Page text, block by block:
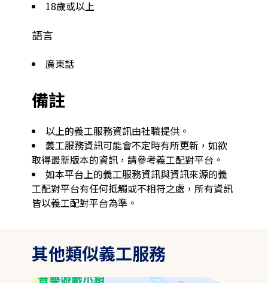
18歲或以上
語言
廣東話
備註
以上的義工服務資訊由社職提供。
義工服務資訊可能會不定時有所更新，如欲
取得最新版本的資訊，請參考義工配對平台。
如本平台上的義工服務資訊與資訊來源的義
工配對平台有任何抵觸或不相符之處，所有資訊
皆以義工配對平台為準。
其他類似義工服務